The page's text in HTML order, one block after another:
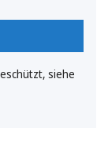
siehe